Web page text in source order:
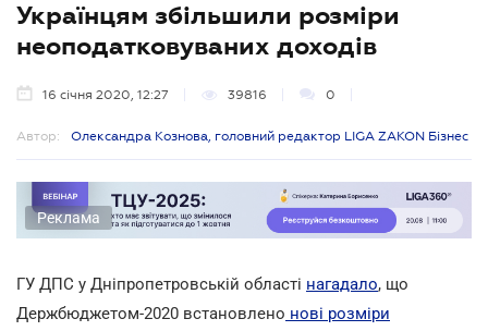
Українцям збільшили розміри
неоподатковуваних доходів
16 січня 2020, 12:27 39816 0
Автор: Олександра Кознова, головний редактор LIGA ZAKON Бізнес
Реклама
ГУ ДПС у Дніпропетровській області нагадало, що
Держбюджетом-2020 встановлено нові розміри